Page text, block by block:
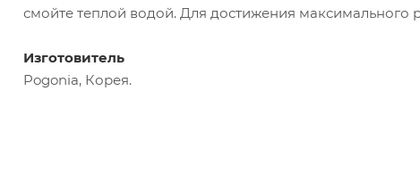
смойте теплой водой. Для достижения максимального
Изготовитель
Pogonia, Корея.